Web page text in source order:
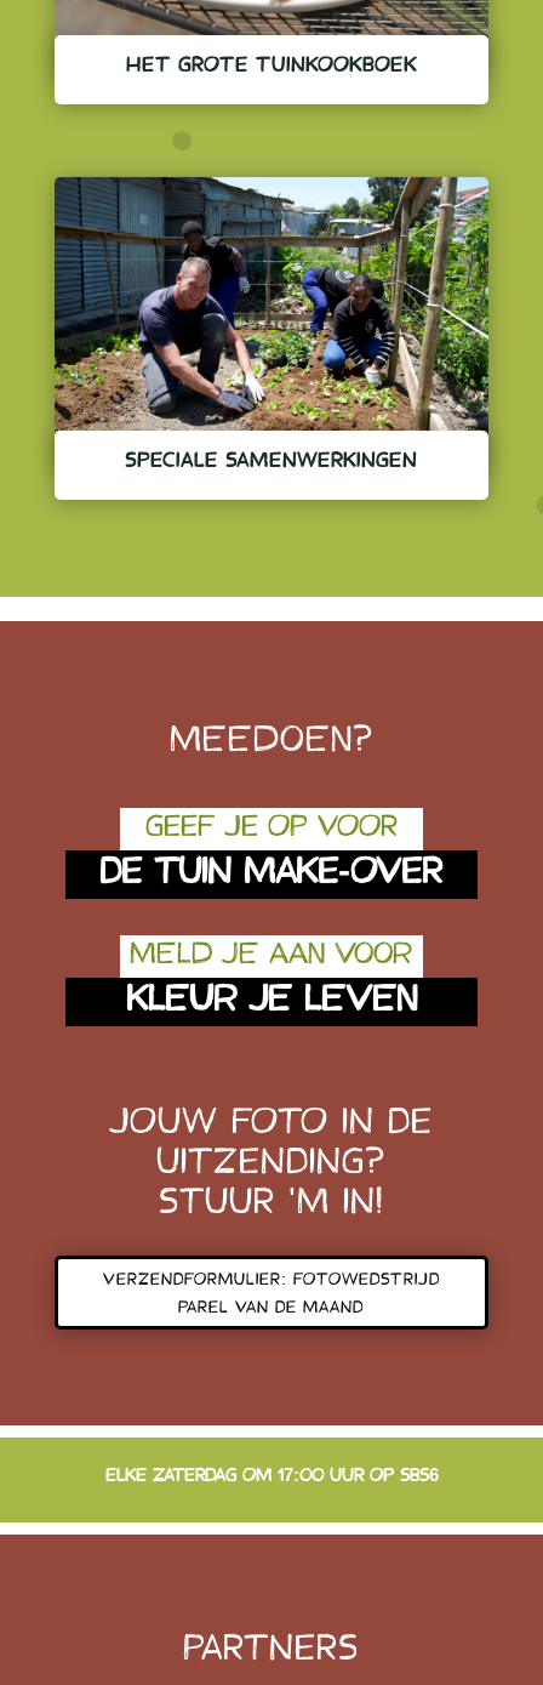
HET GROTE TUINKOOKBOEK
SPECIALE SAMENWERKINGEN
Meedoen?
GEEF JE OP VOOR
DE TUIN MAKE-OVER
Meld je aan voor
Kleur je leven
JOUW FOTO IN DE
UITZENDING?
STUUR 'M IN!
VERZENDFORMULIER: FOTOWEDSTRIJD
PAREL VAN DE MAAND
ELKE ZATERDAG OM 17:00 UUR OP SBS6
PARTNERS